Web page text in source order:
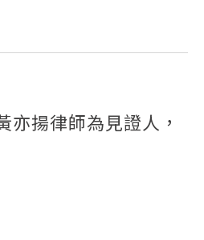
揚律師為見證人，